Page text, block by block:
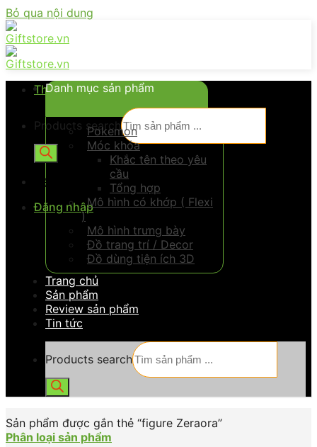
Bỏ qua nội dung
Thực đơn
Products search
Đăng nhập
Đăng nhập
Danh mục sản phẩm
Pokemon
Móc khóa
Khắc tên theo yêu
cầu
Tổng hợp
Mô hình có khớp ( Flexi
)
Mô hình trưng bày
Đồ trang trí / Decor
Đồ dùng tiện ích 3D
Trang chủ
Sản phẩm
Review sản phẩm
Tin tức
Products search
Sản phẩm được gắn thẻ “figure Zeraora”
Phân loại sản phẩm